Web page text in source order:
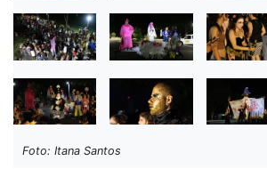
Foto: Itana Santos